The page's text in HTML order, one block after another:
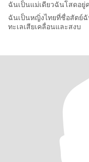
ฉันเป็นแม่เดียวฉันโสดอยู่
ฉันเป็นหญิ่งไทยที่ชื่อสัตย์
ทะเลเสียเคลื่อนและสงบ